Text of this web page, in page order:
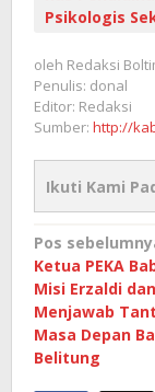
Psikologis
oleh Redaksi
Penulis: donal
Editor: Redaksi
Sumber: http://
Ikuti Kami
pos
Pos
Ketua PEKA
Misi Erzaldi
Menjawab
Masa Depan
Belitung